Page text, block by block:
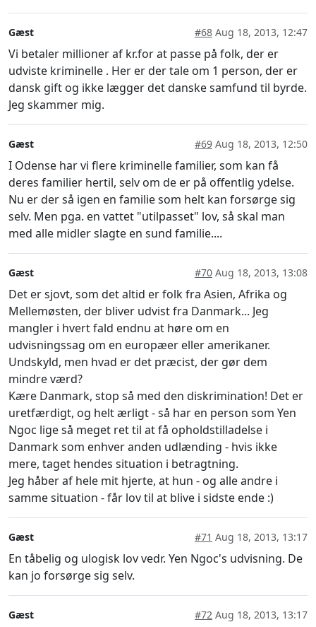
Gæst #68 Aug 18, 2013, 12:47
Vi betaler millioner af kr.for at passe på folk, der er
udviste kriminelle . Her er der tale om 1 person, der er
dansk gift og ikke lægger det danske samfund til byrde.
Jeg skammer mig.
Gæst #69 Aug 18, 2013, 12:50
I Odense har vi flere kriminelle familier, som kan få
deres familier hertil, selv om de er på offentlig ydelse.
Nu er der så igen en familie som helt kan forsørge sig
selv. Men pga. en vattet "utilpasset" lov, så skal man
med alle midler slagte en sund familie....
Gæst #70 Aug 18, 2013, 13:08
Det er sjovt, som det altid er folk fra Asien, Afrika og
Mellemøsten, der bliver udvist fra Danmark... Jeg
mangler i hvert fald endnu at høre om en
udvisningssag om en europæer eller amerikaner.
Undskyld, men hvad er det præcist, der gør dem
mindre værd?
Kære Danmark, stop så med den diskrimination! Det er
uretfærdigt, og helt ærligt - så har en person som Yen
Ngoc lige så meget ret til at få opholdstilladelse i
Danmark som enhver anden udlænding - hvis ikke
mere, taget hendes situation i betragtning.
Jeg håber af hele mit hjerte, at hun - og alle andre i
samme situation - får lov til at blive i sidste ende :)
Gæst #71 Aug 18, 2013, 13:17
En tåbelig og ulogisk lov vedr. Yen Ngoc's udvisning. De
kan jo forsørge sig selv.
Gæst #72 Aug 18, 2013, 13:17